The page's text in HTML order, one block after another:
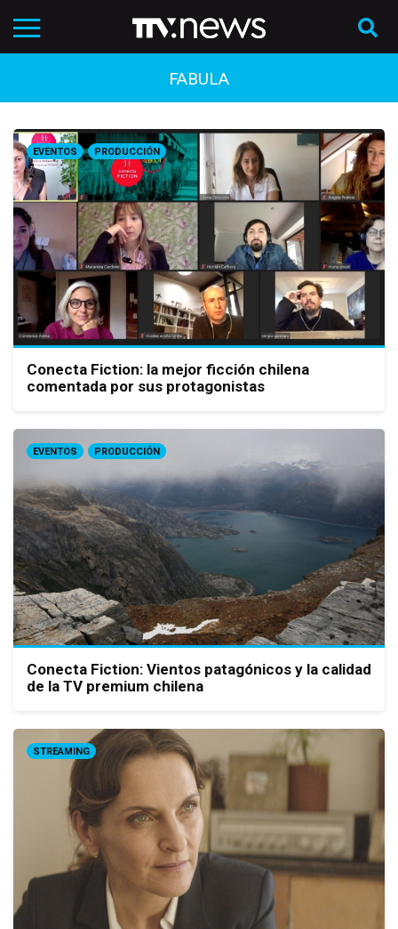
FABULA
EVENTOS PRODUCCIÓN
Conecta Fiction: la mejor ficción chilena
comentada por sus protagonistas
EVENTOS PRODUCCIÓN
Conecta Fiction: Vientos patagónicos y la calidad
de la TV premium chilena
STREAMING